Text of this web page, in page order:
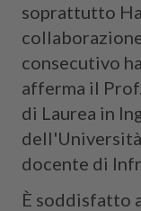
soprattutto
consecutivo
afferma il Prof.
di Laurea in
docente di
È soddisfatto